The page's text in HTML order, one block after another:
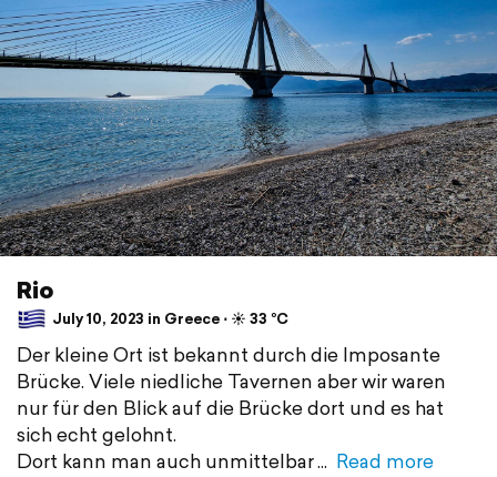
Rio
July 10, 2023 in Greece ⋅ ☀️ 33 °C
Der kleine Ort ist bekannt durch die Imposante
Brücke. Viele niedliche Tavernen aber wir waren
nur für den Blick auf die Brücke dort und es hat
sich echt gelohnt.
Dort kann man auch unmittelbar
Read more